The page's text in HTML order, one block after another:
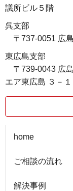
議所ビル５階
呉支部
〒737-0051 広
東広島支部
〒739-0043 広
エア東広島 ３－１
home
ご相談の流れ
解決事例